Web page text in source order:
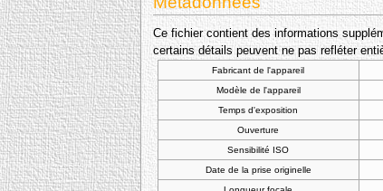
Ce fichier contient des informations
certains détails peuvent ne pas refléter
Fabricant de l'appareil
Modèle de l'appareil
Temps d'exposition
Ouverture
Sensibilité ISO
Date de la prise originelle